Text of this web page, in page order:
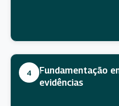
4
Fundamentação
evidências